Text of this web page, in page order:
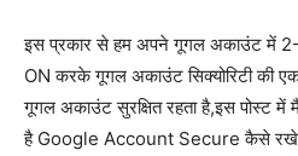
इस प्रकार से हम अपने गूगल अकाउंट में
ON करके गूगल अकाउंट सिक्योरिटी की
गूगल अकाउंट सुरक्षित रहता है,इस पोस्ट
है Google Account Secure कैसे